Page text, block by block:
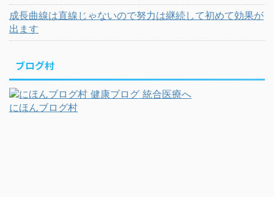
成長曲線は直線じゃないので努力は継続して初めて効果が
出ます
ブログ村
にほんブログ村